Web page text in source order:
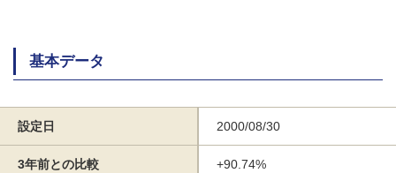
基本データ
設定日 2000/08/30
3年前との比較 +90.74%